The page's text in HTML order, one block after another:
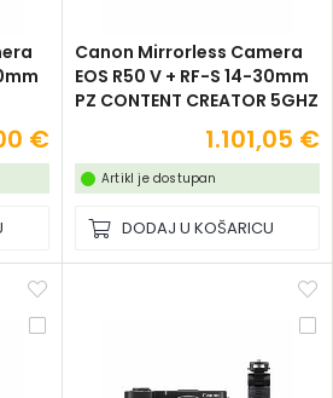
€
Canon Mirrorless Camera
EOS R50 V + RF-S 14-30mm
PZ CONTENT CREATOR 5GHZ
1.101,05 €
Artikl je dostupan
DODAJ U KOŠARICU